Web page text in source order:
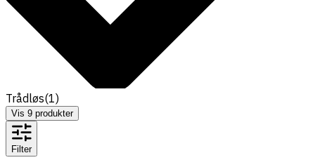
Trådløs(1)
Vis 9 produkter
Filter